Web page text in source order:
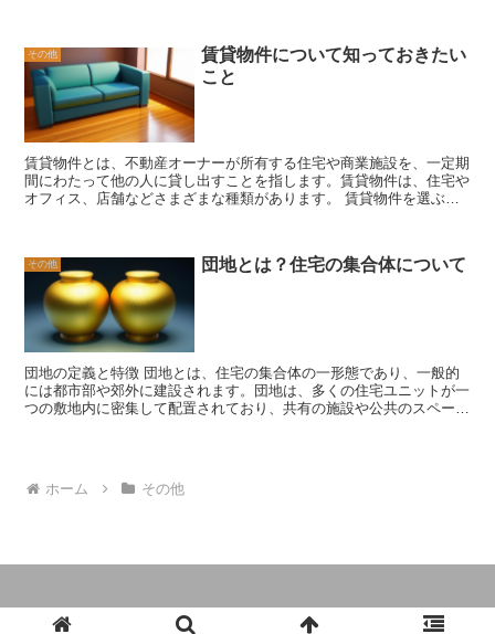
に合意し、契約書に基づいて適切に取り組むことで、円滑な関係を築
くことができます。
て決まります。 住宅ローン減税のメリットは、毎年の所得税の負担
を軽減することです。住宅ローンの利息は多額になることがあります
が、その一部が控除対象となることで、所得税の額が減少します。こ
れにより、家計の負担を軽減し、住宅購入の負担を軽くすることがで
きます。 ただし、住宅ローン減税にはいくつかの条件があります。
まず、住宅ローンは自己居住用のものである必要があります。また、
減税の対象となる利息額には上限があります。さらに、所得税の控除
は一定期間にわたって行われるため、その期間内に住宅ローンを完済
する必要があります。 住宅ローン減税は、住宅購入を検討している
ら、自分にとって最適な住宅ローン減税の活用方法を見つけましょ
う。
その他
賃貸物件について知っておきたい
こと
賃貸物件とは、不動産オーナーが所有する住宅や商業施設を、一定期
間にわたって他の人に貸し出すことを指します。賃貸物件は、住宅や
オフィス、店舗などさまざまな種類があります。 賃貸物件を選ぶ際
す。また、物件の立地も重要な要素です。通勤や買い物の利便性、学
校や公園へのアクセスなど、自分の生活スタイルに合った立地を選ぶ
ことが大切です。 さらに、物件の設備や条件も考慮すべきです。部
屋の広さや間取り、キッチンやバスルームの設備、エアコンや暖房の
有無など、自分の生活に必要な設備が揃っているか確認しましょう。
また、ペットを飼っている場合は、ペット可の物件を選ぶ必要があり
ます。 賃貸物件を借りる際には、契約条件や注意事項も確認するこ
とが重要です。家賃の支払い方法や更新の可否、敷金や礼金の有無な
ど、契約内容をしっかりと把握しましょう。また、物件の状態をチェ
ックするために、内見を行うこともおすすめです。 賃貸物件は、一
その他 団地とは？住宅の集合体について
団地の定義と特徴 団地とは、住宅の集合体の一形態であり、一般的
には都市部や郊外に建設されます。団地は、多くの住宅ユニットが一
つの敷地内に密集して配置されており、共有の施設や公共のスペース
の人々が共同生活を送ることになります。 また、団地には共有の施
設や公共のスペースが提供されています。例えば、団地内には公園や
ます。これにより、住民は団地内での生活に必要なサービスを手軽に
進されます。また、共有の施設や公共のスペースがあるため、住民同
ホーム その他
© 2023 いいリフォームと建築の教科書.